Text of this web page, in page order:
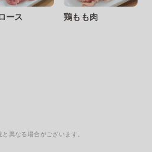
ース 鶏もも肉
異なる場合がございます。